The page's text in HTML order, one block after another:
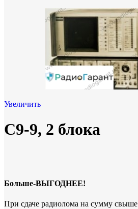
Увеличить
C9-9, 2 блока
Больше-ВЫГОДНЕЕ!
При сдаче радиолома на сумму свыше